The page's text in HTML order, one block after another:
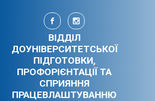
Skip to main content
ВІДДІЛ
ДОУНІВЕРСИТЕТСЬКОЇ
ПІДГОТОВКИ,
ПРОФОРІЄНТАЦІЇ ТА
СПРИЯННЯ
ПРАЦЕВЛАШТУВАННЮ